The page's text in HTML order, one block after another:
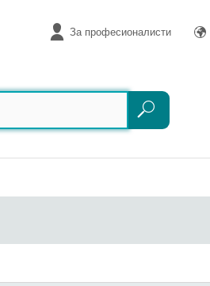
За професионалисти
Търсене
Търсене